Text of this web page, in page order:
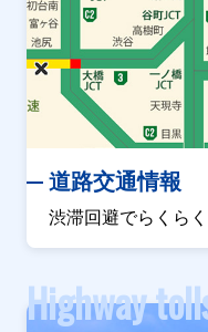
道路交通情報
渋滞回避でらくら
Highway